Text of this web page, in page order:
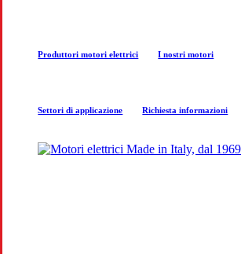
section
Produttori motori elettrici I nostri motori
Settori di applicazione Richiesta informazioni